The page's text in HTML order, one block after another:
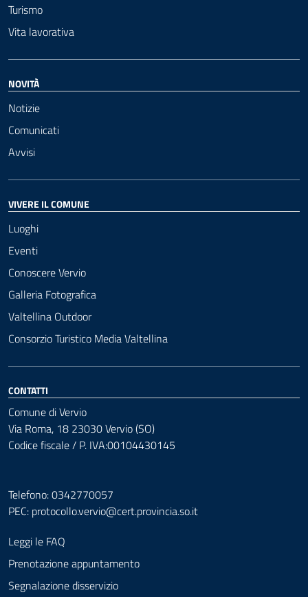
Turismo
Vita lavorativa
NOVITÀ
Notizie
Comunicati
Avvisi
VIVERE IL COMUNE
Luoghi
Eventi
Conoscere Vervio
Galleria Fotografica
Valtellina Outdoor
Consorzio Turistico Media Valtellina
CONTATTI
Comune di Vervio
Via Roma, 18 23030 Vervio (SO)
Codice fiscale / P. IVA:00104430145
Telefono: 0342770057
PEC: protocollo.vervio@cert.provincia.so.it
Leggi le FAQ
Prenotazione appuntamento
Segnalazione disservizio